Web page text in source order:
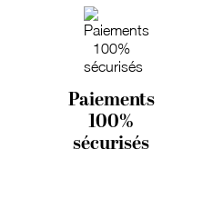
Paiements
100%
sécurisés